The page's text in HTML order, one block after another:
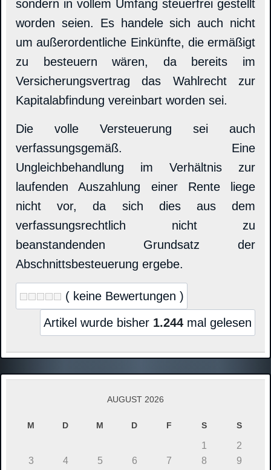
sondern in vollem Umfang steuerfrei gestellt
worden seien. Es handele sich auch nicht
um außerordentliche Einkünfte, die ermäßigt
zu besteuern wären, da bereits im
Versicherungsvertrag das Wahlrecht zur
Kapitalabfindung vereinbart worden sei.
Die volle Versteuerung sei auch
verfassungsgemäß. Eine
Ungleichbehandlung im Verhältnis zur
laufenden Auszahlung einer Rente liege
nicht vor, da sich dies aus dem
verfassungsrechtlich nicht zu
beanstandenden Grundsatz der
Abschnittsbesteuerung ergebe.
( keine Bewertungen )
Artikel wurde bisher 1.244 mal gelesen
AUGUST 2026
M D M D F S S
1
2
3
4 5 6 7 8
9